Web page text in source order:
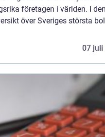
företagen i världen. I
över Sveriges största
07 juli